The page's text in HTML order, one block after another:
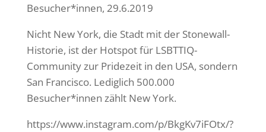
Besucher*innen, 29.6.2019
Nicht New York, die Stadt mit der Stonewall-
Historie, ist der Hotspot für LSBTTIQ-
Community zur Pridezeit in den USA, sondern
San Francisco. Lediglich 500.000
Besucher*innen zählt New York.
https://www.instagram.com/p/BkgKv7iFOtx/?